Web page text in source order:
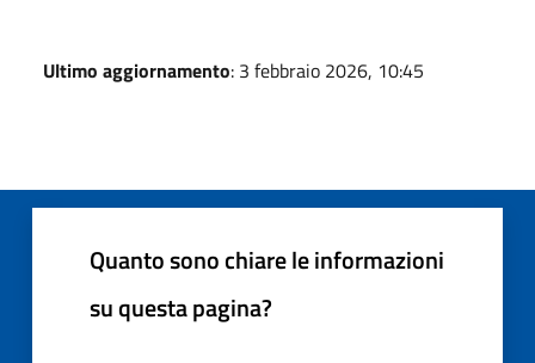
Ultimo aggiornamento: 3 febbraio 2026, 10:45
Quanto sono chiare le informazioni
su questa pagina?